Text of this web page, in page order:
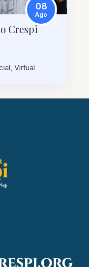
08
Ago
Crespi
Virtual